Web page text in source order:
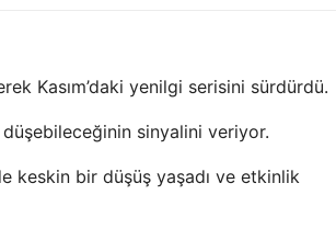
Kasım’daki yenilgi serisini sürdürdü.
düşebileceğinin sinyalini veriyor.
keskin bir düşüş yaşadı ve etkinlik